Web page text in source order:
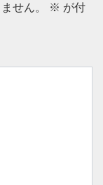
せん。 ※ が付